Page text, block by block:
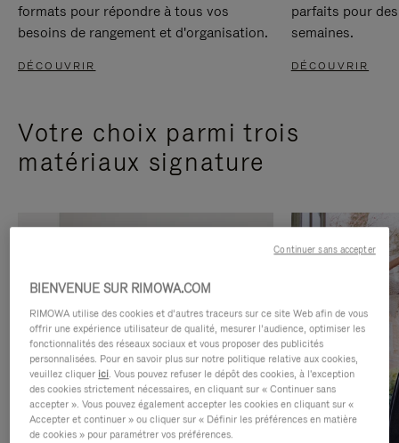
formats pour répondre à tous vos
besoins de rangement et d'organisation.
DÉCOUVRIR
parfaits pour
semaines.
DÉCOUVRIR
Votre choix parmi trois
matériaux signature
BIENVENUE SUR RIMOWA.COM
RIMOWA utilise des cookies et d’autres traceurs sur ce site Web afin de vous
offrir une expérience utilisateur de qualité, mesurer l’audience, optimiser les
fonctionnalités des réseaux sociaux et vous proposer des publicités
personnalisées. Pour en savoir plus sur notre politique relative aux cookies,
veuillez cliquer ici. Vous pouvez refuser le dépôt des cookies, à l'exception
des cookies strictement nécessaires, en cliquant sur « Continuer sans
accepter ». Vous pouvez également accepter les cookies en cliquant sur «
Accepter et continuer » ou cliquer sur « Définir les préférences en matière
de cookies » pour paramétrer vos préférences.
Continuer sans accepter